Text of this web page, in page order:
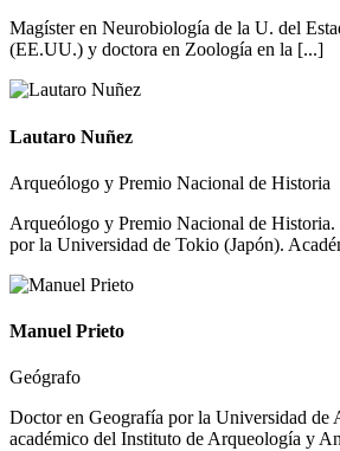
Magíster en Neurobiología de la U. del
(EE.UU.) y doctora en Zoología en la [...]
Lautaro Nuñez
Arqueólogo y Premio Nacional de Historia
Arqueólogo y Premio Nacional de
por la Universidad de Tokio (Japón).
Manuel Prieto
Geógrafo
Doctor en Geografía por la Universidad
académico del Instituto de Arqueología y